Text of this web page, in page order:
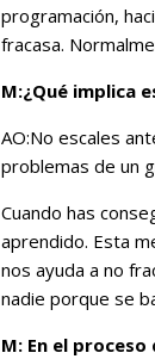
programación,
fracasa.
M:¿Qué implica
AO:No escales
problemas de un
Cuando has
aprendido. Esta
nos ayuda a no
nadie porque se
M: En el